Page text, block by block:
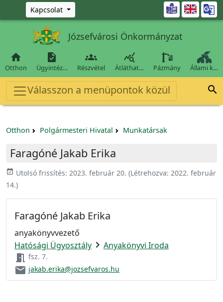
Ugrás a fő tartalomra
Kapcsolat 
Józsefvárosi Önkormányzat

Otthon

Ügyintéz…

Részvétel

Átláthat… Pázmány Állami k…
Válasszon a menüpontok közül 
Otthon Polgármesteri Hivatal Munkatársak
Faragóné Jakab Erika
event_available Utolsó frissítés: 2023. február 20. (Létrehozva: 2022. február
14.)
Faragóné Jakab Erika
anyakönyvvezető
Hatósági Ügyosztály chevron_right Anyakönyvi Iroda
meeting_room fsz. 7.
email jakab.erika@jozsefvaros.hu